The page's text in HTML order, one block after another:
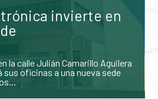
invierte en
la calle Julián Camarillo Aguilera
oficinas a una nueva sede